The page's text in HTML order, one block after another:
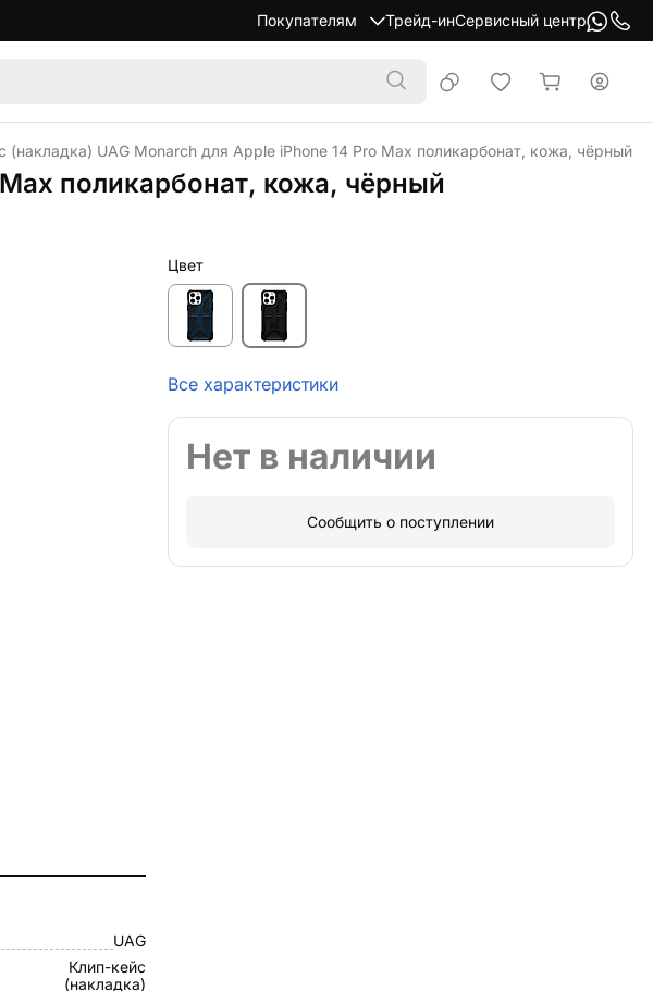
Покупателям Трейд-инСервисный центр
(накладка) UAG Monarch для Apple iPhone 14 Pro Max поликарбонат, кожа, чёрный
поликарбонат, кожа, чёрный
UAG
Клип-кейс
(накладка)
Цвет
Все характеристики
Нет в наличии
Сообщить о поступлении